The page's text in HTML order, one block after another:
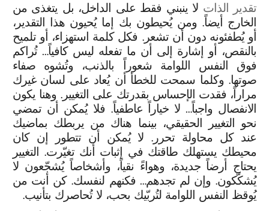
تقدير الذات لا ينبني فقط على الداخل، بل يتغذى من
الخارج أيضاً. ومن يُحيطون بك إما يُحيون هذا التقدير،
أو يُطفئونه دون أن تشعر. فكل كلمة استهزاء، أو تلميح
بالنقص، أو إشارة إلى أن ما تفعله ليس كافياً… تُراكم
فوق النفس اللوامة شعوراً بالذنب، وتُشوه صفاء
صوتها. وكلما سمحت للخطأ أن يُعاد على لسان غيرك
مراراً، فقدت الإحساس بقدرتك على التغيير. وهنا يكون
الانفصال واجباً… لا خياراً عاطفياً. فلا يُمكن أن تمضي
نحو التغيير الحقيقي، بينما هناك من يربطك بماضيك
عند كل محاولة تحرر. لا يُمكن أن تتطور إن كان
محيطك يستهلك طاقتك في إثبات أنك تغيّرت. التغيير
يحتاج أرضاً جديدة، وهواءً نقياً، وأشخاصاً يُشجّعون لا
يُشكّكون. وإن لم تجدهم… فكنهم لنفسك. كن أنت من
يُوقظ النفس اللوامة لتُربّيك بحب، لا تُحاصرك بتأنيب.